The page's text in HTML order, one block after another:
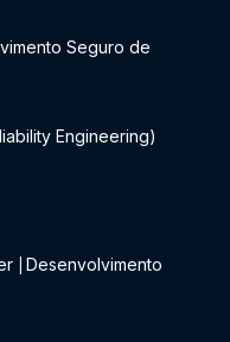
Seguro de
Engineering)
Desenvolvimento